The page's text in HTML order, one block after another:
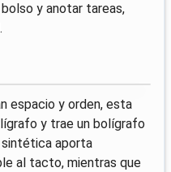
y anotar tareas,
espacio y orden, esta
y trae un bolígrafo
sintética aporta
al tacto, mientras que